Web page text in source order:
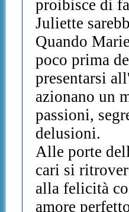
proibisce di
Juliette
Quando
poco prima
presentarsi
azionano un
passioni,
delusioni.
Alle porte
cari si
alla felicità
amore